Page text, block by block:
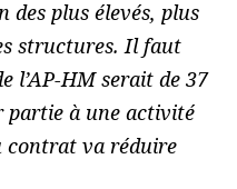
des plus élevés, plus
structures. Il faut
l’AP-HM serait de 37
partie à une activité
contrat va réduire